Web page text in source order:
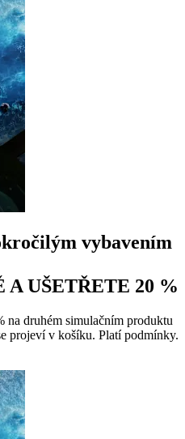
vybavením
A UŠETŘETE 20 %
na druhém simulačním produktu
projeví v košíku. Platí podmínky.